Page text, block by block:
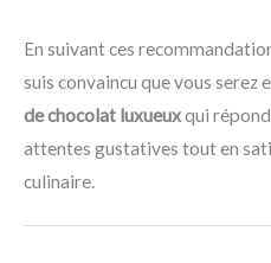
En suivant ces
suis convaincu que vous serez
de chocolat luxueuxqui
attentes gustatives tout en
culinaire.